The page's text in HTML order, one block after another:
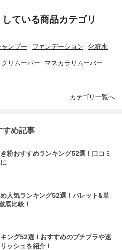
ている商品カテゴリ
ャンプー ファンデーション 化粧水
リムーバー マスカラリムーバー
カテゴリ一覧へ
すめ記事
粉おすすめランキング52選！口コミ
人気ランキング52選！パレット&単
底比較！
ング52選！おすすめのプチプラや速
ッシュを紹介！